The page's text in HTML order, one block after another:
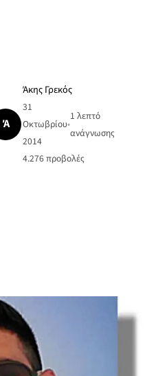
Ά
Άκης Γρεκός
31
Οκτωβρίου
2014
•
1 λεπτό
ανάγνωσης
4.276προβολές